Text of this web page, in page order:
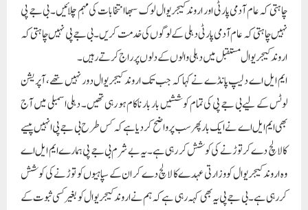
چاہتی کہ عام آدمی پارٹی اور اروند کیجریوال لوک سبھا انتخابات کی مہم چلائیں۔ بی جے پی
نہیں چاہتی کہ عام آدمی پارٹی دہلی کے لوگوں کی خدمت کریں۔ بی جے پی نہیں چاہتی کہ
اروند کیجریوال مستقبل میں دہلی والوں کے دلوں پر راج کرتے رہیں۔
ایم ایل اے دلیپ پانڈے نے کہا کہ جب تک اروند کیجریوال دور نہیں تھے، آپریشن
لوٹس کے لیے بی جے پی کی تمام کوششیں بار بار ناکام ہو رہی تھیں۔ دہلی اسمبلی میں آج
بھی ایم ایل اے نے ایک بار پھر سب پر واضح کر دیا ہے کہ کس طرح بی جے پی انہیں پیسے
کا لالچ دے کر توڑنے کی کوشش کر رہی ہے۔ یہ بے شرم بی جے پی ہمارے ایم ایل اے
وہ اروند کیجریوال کو وزارتی عہدے کا لالچ دے کر ان کے سپاہیوں کو توڑنے کی کوشش
کر رہی ہے۔ بی جے پی یہ بھی کہہ رہی ہے کہ ہم نے اروند کیجریوال کو بغیر کسی ثبوت کے